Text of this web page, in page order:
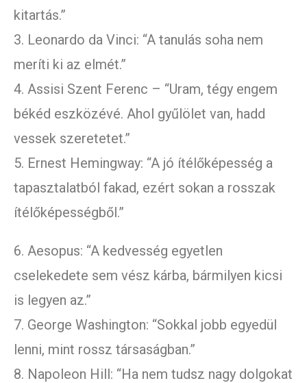
kitartás.”
3. Leonardo da Vinci: “A tanulás soha nem
meríti ki az elmét.”
4. Assisi Szent Ferenc – “Uram, tégy engem
békéd eszközévé. Ahol gyűlölet van, hadd
vessek szeretetet.”
5. Ernest Hemingway: “A jó ítélőképesség a
tapasztalatból fakad, ezért sokan a rosszak
ítélőképességből.”
6. Aesopus: “A kedvesség egyetlen
cselekedete sem vész kárba, bármilyen kicsi
is legyen az.”
7. George Washington: “Sokkal jobb egyedül
lenni, mint rossz társaságban.”
8. Napoleon Hill: “Ha nem tudsz nagy dolgokat